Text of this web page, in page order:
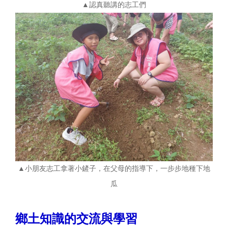
▲認真聽講的志工們
▲小朋友志工拿著小鏟子，在父母的指導下，一步步地種下地
瓜
鄉土知識的交流與學習